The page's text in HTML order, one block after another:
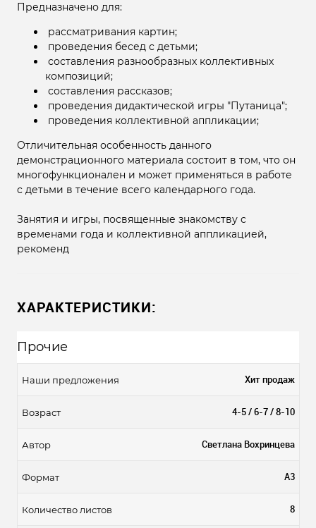
Предназначено для:
рассматривания картин;
проведения бесед с детьми;
составления разнообразных коллективных
композиций;
составления рассказов;
проведения дидактической игры "Путаница";
проведения коллективной аппликации;
Отличительная особенность данного
демонстрационного материала состоит в том, что он
многофункционален и может применяться в работе
с детьми в течение всего календарного года.
Занятия и игры, посвященные знакомству с
временами года и коллективной аппликацией,
рекоменд
ХАРАКТЕРИСТИКИ:
Прочие
Наши предложения Хит продаж
Возраст 4-5 / 6-7 / 8-10
Автор Светлана Вохринцева
Формат А3
Количество листов 8